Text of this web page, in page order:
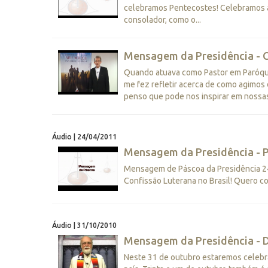
celebramos Pentecostes! Celebramos
consolador, como o...
Mensagem da Presidência -
Quando atuava como Pastor em
me fez refletir acerca de como
penso que pode nos inspirar em
Áudio | 24/04/2011
Mensagem da Presidência -
Mensagem de Páscoa da Presidência
Confissão Luterana no Brasil! Quero
Áudio | 31/10/2010
Mensagem da Presidência -
Neste 31 de outubro estaremos